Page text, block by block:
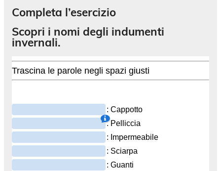
Completa l’esercizio
Scopri i nomi degli indumenti
invernali.